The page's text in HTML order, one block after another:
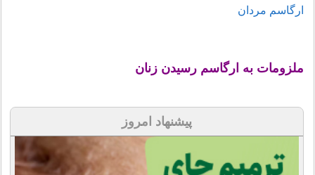
ارگاسم مردان
ملزومات به ارگاسم رسیدن زنان
پیشنهاد امروز